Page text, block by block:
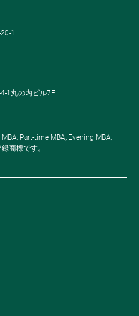
1
1丸の内ビル7F
Part-time MBA, Evening MBA,
商標です。